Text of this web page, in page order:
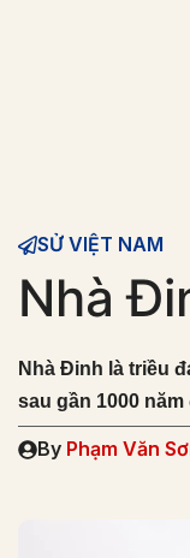
SỬ VIỆT NAM
Nhà
Nhà Đinh là triều
sau gần 1000 năm
By Phạm Văn